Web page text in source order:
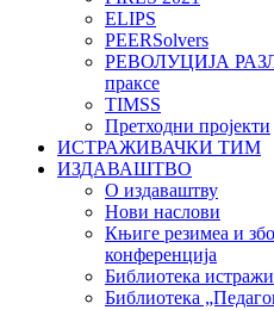
ELIPS
PEERSolvers
РЕВОЛУЦИЈА
праксе
TIMSS
Претходни пројекти
ИСТРАЖИВАЧКИ ТИМ
ИЗДАВАШТВО
О издаваштву
Нови наслови
Књиге резимеа и
конференција
Библиотека
Библиотека